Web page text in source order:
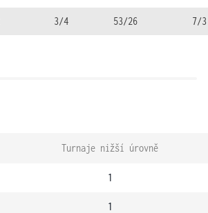
3/4 53/26 7/3
Turnaje nižší úrovně
1
1